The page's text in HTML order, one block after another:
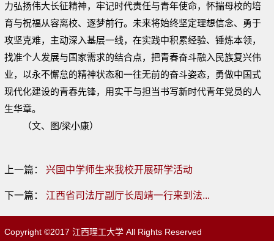
力弘扬伟大长征精神，牢记时代责任与青年使命，怀揣母校的培
育与祝福从容离校、逐梦前行。未来将始终坚定理想信念、勇于
攻坚克难，主动深入基层一线，在实践中积累经验、锤炼本领，
找准个人发展与国家需求的结合点，把青春奋斗融入民族复兴伟
业，以永不懈怠的精神状态和一往无前的奋斗姿态，勇做中国式
现代化建设的青春先锋，用实干与担当书写新时代青年党员的人
生华章。
（文、图/梁小康）
上一篇： 兴国中学师生来我校开展研学活动
下一篇： 江西省司法厅副厅长周靖一行来到法...
Copyright ©2017 江西理工大学 All Rights Reserved